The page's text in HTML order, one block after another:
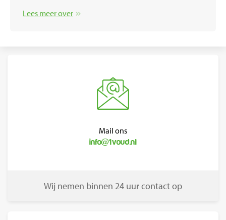
Lees meer over
Mail ons
info@1voud.nl
Wij nemen binnen 24 uur contact op